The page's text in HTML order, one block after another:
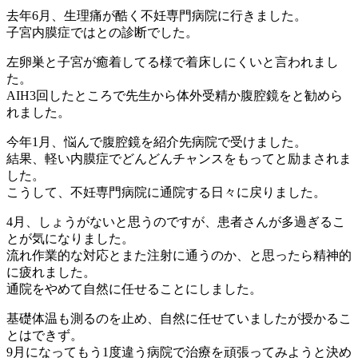
去年6月、生理痛が酷く不妊専門病院に行きました。
子宮内膜症ではとの診断でした。
左卵巣と子宮が癒着してる様で着床しにくいと言われまし
た。
AIH3回したところで先生から体外受精か腹腔鏡をと勧めら
れました。
今年1月、悩んで腹腔鏡を紹介先病院で受けました。
結果、軽い内膜症でどんどんチャンスをもってと励まされま
した。
こうして、不妊専門病院に通院する日々に戻りました。
4月、しょうがないと思うのですが、患者さんが多過ぎるこ
とが気になりました。
流れ作業的な対応とまた注射に通うのか、と思ったら精神的
に疲れました。
通院をやめて自然に任せることにしました。
基礎体温も測るのを止め、自然に任せていましたが授かるこ
とはできず。
9月になってもう1度違う病院で治療を頑張ってみようと決め